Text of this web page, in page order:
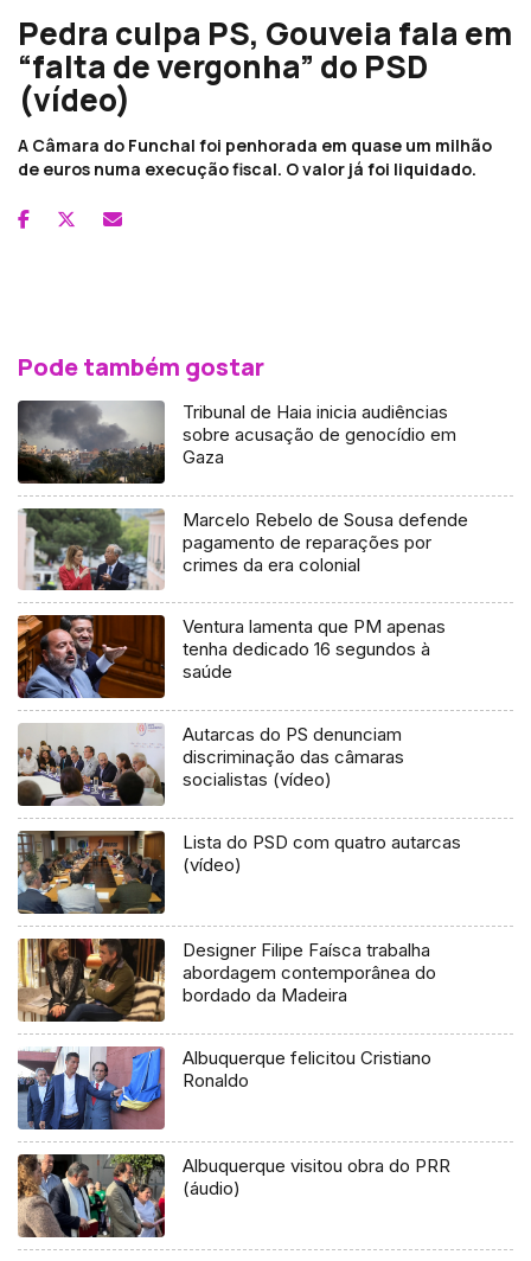
Pedra culpa PS, Gouveia fala em
“falta de vergonha” do PSD
(vídeo)
A Câmara do Funchal foi penhorada em quase um milhão
de euros numa execução fiscal. O valor já foi liquidado.
Pode também gostar
Tribunal de Haia inicia audiências
sobre acusação de genocídio em
Gaza
Marcelo Rebelo de Sousa defende
pagamento de reparações por
crimes da era colonial
Ventura lamenta que PM apenas
tenha dedicado 16 segundos à
saúde
Autarcas do PS denunciam
discriminação das câmaras
socialistas (vídeo)
Lista do PSD com quatro autarcas
(vídeo)
Designer Filipe Faísca trabalha
abordagem contemporânea do
bordado da Madeira
Albuquerque felicitou Cristiano
Ronaldo
Albuquerque visitou obra do PRR
(áudio)